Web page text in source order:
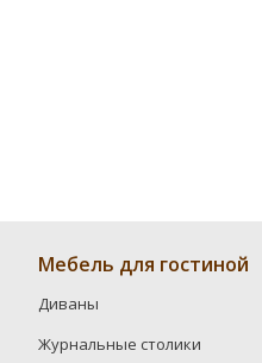
Мебель для гостиной
Диваны
Журнальные столики